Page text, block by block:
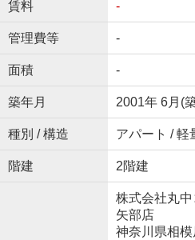
賃料 -
管理費等 -
面積 -
築年月 2001年 6月(
種別 / 構造 アパート / 軽
階建 2階建
株式会社丸
矢部店
神奈川県相